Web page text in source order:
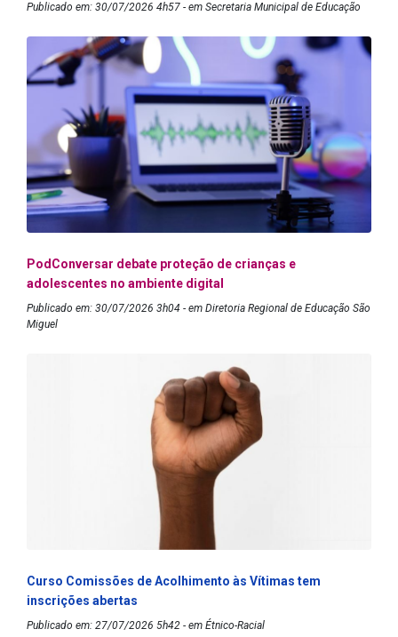
Publicado em: 30/07/2026 4h57 - em Secretaria Municipal de Educação
PodConversar debate proteção de crianças e
adolescentes no ambiente digital
Publicado em: 30/07/2026 3h04 - em Diretoria Regional de Educação São
Miguel
Curso Comissões de Acolhimento às Vítimas tem
inscrições abertas
Publicado em: 27/07/2026 5h42 - em Étnico-Racial